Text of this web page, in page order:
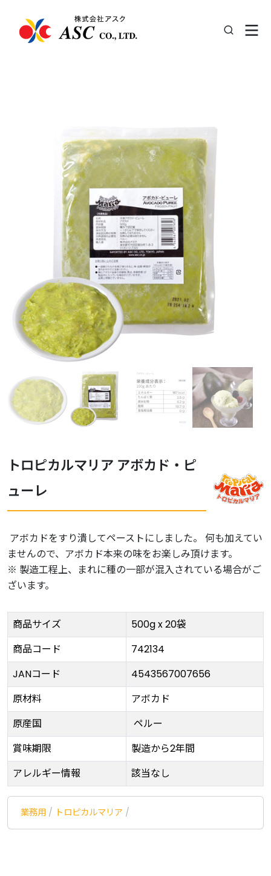
トロピカルマリア アボカド・ピ
ューレ
アボカドをすり潰してペーストにしました。 何も加えてい
ませんので、アボカド本来の味をお楽しみ頂けます。
※ 製造工程上、まれに種の一部が混入されている場合がご
ざいます。
商品サイズ
500g x 20袋
商品コード
742134
JANコード
4543567007656
原材料
アボカド
原産国
ペルー
賞味期限
製造から2年間
アレルギー情報
該当なし
業務用 / トロピカルマリア /